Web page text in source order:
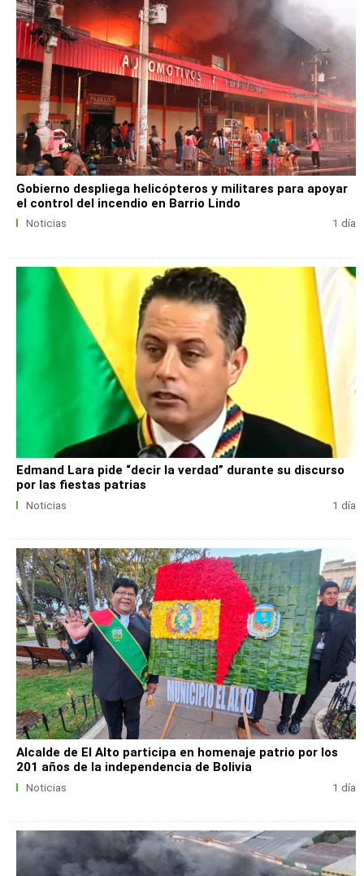
Gobierno despliega helicópteros y militares para apoyar
el control del incendio en Barrio Lindo
Noticias 1 día
Edmand Lara pide “decir la verdad” durante su discurso
por las fiestas patrias
Noticias 1 día
Alcalde de El Alto participa en homenaje patrio por los
201 años de la independencia de Bolivia
Noticias 1 día